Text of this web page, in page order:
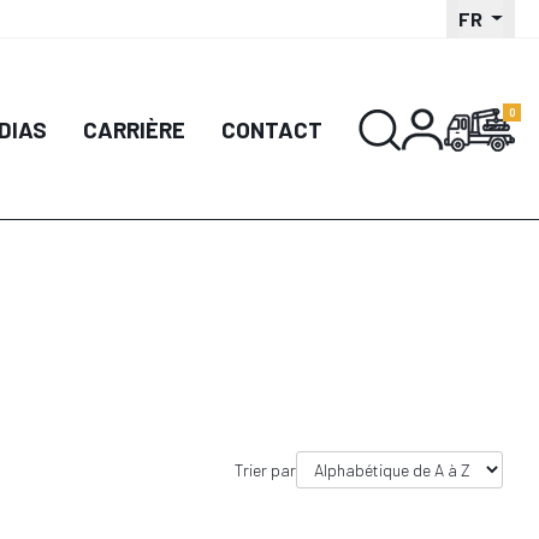
FR
CARRIÈRE CONTACT
Trier par